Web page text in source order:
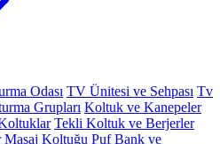
Odası TV Ünitesi ve Sehpası Tv
Grupları Koltuk ve Kanepeler
Tekli Koltuk ve Berjerler
Masaj Koltuğu Puf Bank ve